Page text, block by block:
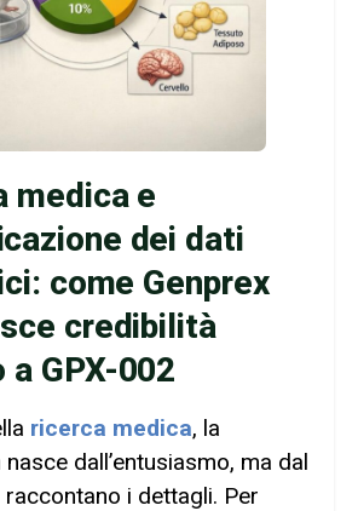
medica e
dei dati
come Genprex
credibilità
GPX-002
ricerca medica, la
dall’entusiasmo, ma dal
i dettagli. Per